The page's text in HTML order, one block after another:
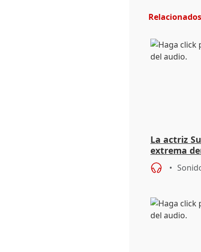
Relacionados
La actriz
extrema
homofobia"